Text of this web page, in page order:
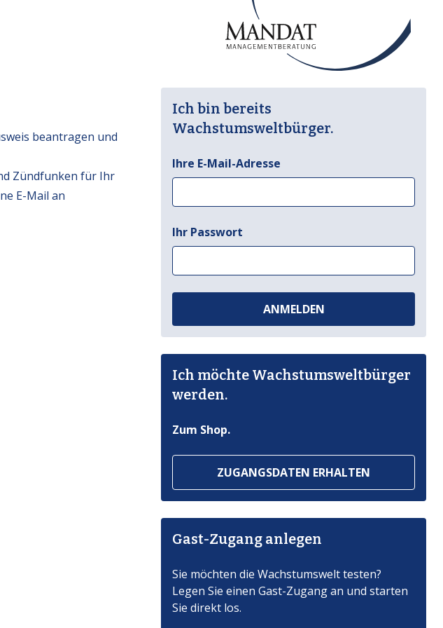
beantragen und
Zündfunken für Ihr
E-Mail an
Ich bin bereits
Wachstumsweltbürger.
Ihre E-Mail-Adresse
Ihr Passwort
ANMELDEN
Ich möchte Wachstumsweltbürger
werden.
Zum Shop.
ZUGANGSDATEN ERHALTEN
Gast-Zugang anlegen
Sie möchten die Wachstumswelt testen?
Legen Sie einen Gast-Zugang an und starten
Sie direkt los.